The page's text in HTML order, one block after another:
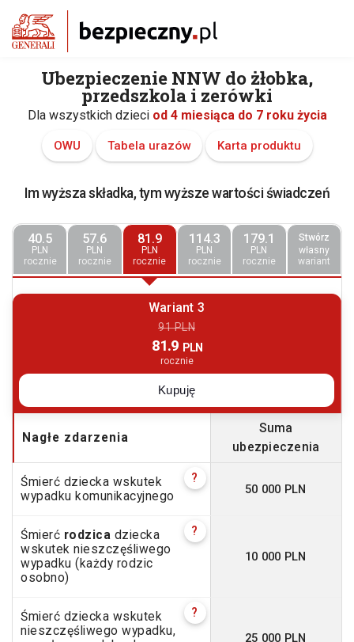
Ubezpieczenie NNW do żłobka,
przedszkola i zerówki
Dla wszystkich dzieci od 4 miesiąca do 7 roku życia
OWU Tabela urazów Karta produktu
Im wyższa składka, tym wyższe wartości świadczeń
40.5
PLN
rocznie
57.6
PLN
rocznie
81.9
PLN
rocznie
114.3
PLN
rocznie
179.1
PLN
rocznie
Stwórz
własny
wariant
Wariant 3
91 PLN
81.9 PLN
rocznie
Kupuję
Nagłe zdarzenia
Suma
ubezpieczenia
Śmierć dziecka wskutek
wypadku komunikacyjnego
?
50 000 PLN
Śmierć rodzica dziecka
wskutek nieszczęśliwego
wypadku (każdy rodzic
osobno)
?
10 000 PLN
Śmierć dziecka wskutek
nieszczęśliwego wypadku,
?
25 000 PLN